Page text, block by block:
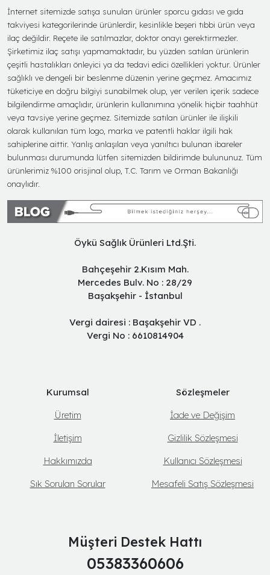
İnternet sitemizde satışa sunulan ürünler sporcu gıdası ve gıda
takviyesi kategorilerinde ürünlerdir, kesinlikle beşeri tıbbi ürün veya
ilaç değildir. Reçete ile satılmazlar, doktor onayı gerektirmezler.
Şirketimiz ilaç satışı yapmamaktadır, bu yüzden satılan ürünlerin
çeşitli hastalıkları önleyici ya da tedavi edici özellikleri yoktur. Ürünler
sağlıklı ve dengeli bir beslenme düzenin yerine geçmez. Amacımız
tüketiciye en doğru bilgiyi sunabilmek olup, yer verilen içerik sadece
bilgilendirme amaçlıdır, ürünlerin kullanımına yönelik hiçbir taahhüt
veya tavsiye yerine geçmez. Sitemizde satılan ürünler ile ilişkili
olarak kullanılan tüm logo, marka ve patentli haklar ilgili hak
sahiplerine aittir. Yanlış anlaşılan veya yanıltıcı bulunan ibareler
bulunması durumunda lütfen sitemizden bildirimde bulununuz. Tüm
ürünlerimiz %100 orisjinal olup, T.C. Tarım ve Orman Bakanlığı
onaylıdır.
Öykü Sağlık Ürünleri Ltd.Şti.
Bahçeşehir 2.Kısım Mah.
Mercedes Bulv. No : 28/29
Başakşehir - İstanbul
Vergi dairesi : Başakşehir VD .
Vergi No : 6610814904
Kurumsal
Üretim
İletişim
Hakkımızda
Sık Sorulan Sorular
Sözleşmeler
İade ve Değişim
Gizlilik Sözleşmesi
Kullanıcı Sözleşmesi
Mesafeli Satış Sözleşmesi
Müşteri Destek Hattı
05383360606